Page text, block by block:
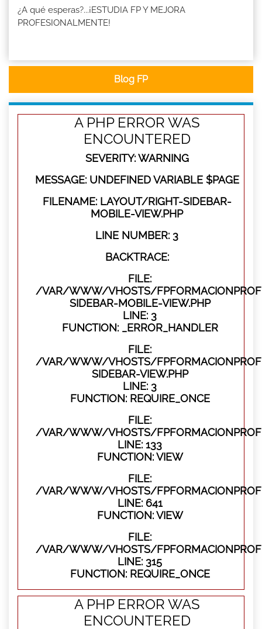
¿A qué esperas?...¡ESTUDIA FP Y MEJORA
PROFESIONALMENTE!
Blog FP
A PHP ERROR WAS
ENCOUNTERED
SEVERITY: WARNING
MESSAGE: UNDEFINED VARIABLE $PAGE
FILENAME: LAYOUT/RIGHT-SIDEBAR-
MOBILE-VIEW.PHP
LINE NUMBER: 3
BACKTRACE:
FILE:
/VAR/WWW/VHOSTS/
SIDEBAR-MOBILE-VIEW.PHP
LINE: 3
FUNCTION: _ERROR_HANDLER
FILE:
/VAR/WWW/VHOSTS/
SIDEBAR-VIEW.PHP
LINE: 3
FUNCTION: REQUIRE_ONCE
FILE:
/VAR/WWW/VHOSTS/
LINE: 133
FUNCTION: VIEW
FILE:
/VAR/WWW/VHOSTS/
LINE: 641
FUNCTION: VIEW
FILE:
/VAR/WWW/VHOSTS/
LINE: 315
FUNCTION: REQUIRE_ONCE
A PHP ERROR WAS
ENCOUNTERED